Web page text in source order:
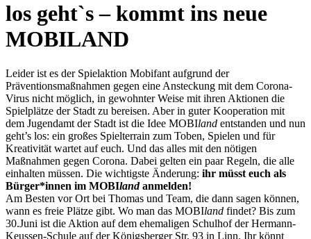
los geht`s – kommt ins neue
MOBILAND
Leider ist es der Spielaktion Mobifant aufgrund der
Präventionsmaßnahmen gegen eine Ansteckung mit dem Corona-
Virus nicht möglich, in gewohnter Weise mit ihren Aktionen die
Spielplätze der Stadt zu bereisen. Aber in guter Kooperation mit
dem Jugendamt der Stadt ist die Idee MOBIland entstanden und nun
geht’s los: ein großes Spielterrain zum Toben, Spielen und für
Kreativität wartet auf euch. Und das alles mit den nötigen
Maßnahmen gegen Corona. Dabei gelten ein paar Regeln, die alle
einhalten müssen. Die wichtigste Änderung: ihr müsst euch als
Bürger*innen im MOBIlandanmelden!
Am Besten vor Ort bei Thomas und Team, die dann sagen können,
wann es freie Plätze gibt. Wo man das MOBIland findet? Bis zum
30.Juni ist die Aktion auf dem ehemaligen Schulhof der Hermann-
Keussen-Schule auf der Königsberger Str. 93 in Linn. Ihr könnt